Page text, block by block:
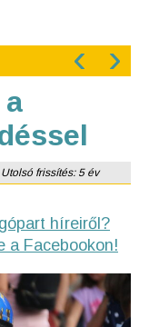
‹ ›
frissítés: 5 év
híreiről?
a Facebookon!